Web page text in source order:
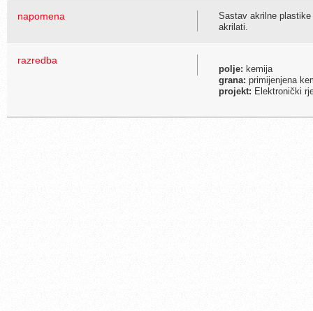
napomena
Sastav akrilne
akrilati.
razredba
polje: kemija
grana: primijenjena
projekt: Elektronički